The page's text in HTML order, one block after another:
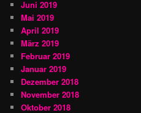
Juni 2019
Mai 2019
April 2019
März 2019
Februar 2019
Januar 2019
Dezember 2018
November 2018
Oktober 2018